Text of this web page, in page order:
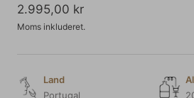
Udsalgspris
2.995,00 kr
Moms inkluderet.
Land
Portugal